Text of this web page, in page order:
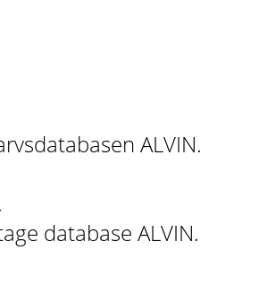
ALVIN.
database ALVIN.